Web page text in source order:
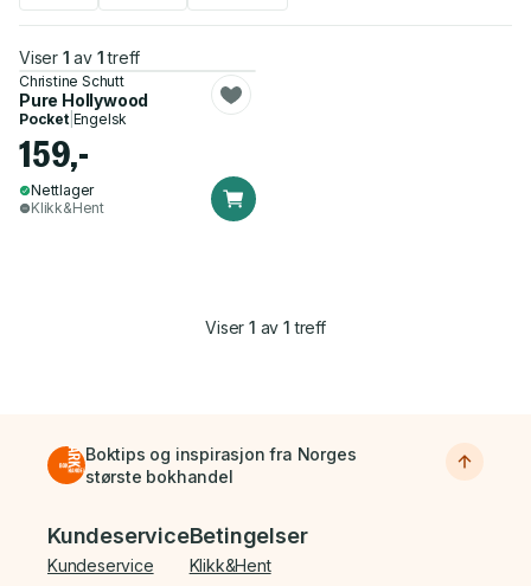
Viser 1 av 1 treff
Christine Schutt
Pure Hollywood
Pocket| Engelsk
159,-
Nettlager
Klikk&Hent
Viser1 av 1 treff
Boktips og inspirasjon fra Norges
største bokhandel
Bunnmeny
Kundeservice
Kundeservice
Betingelser
Klikk&Hent